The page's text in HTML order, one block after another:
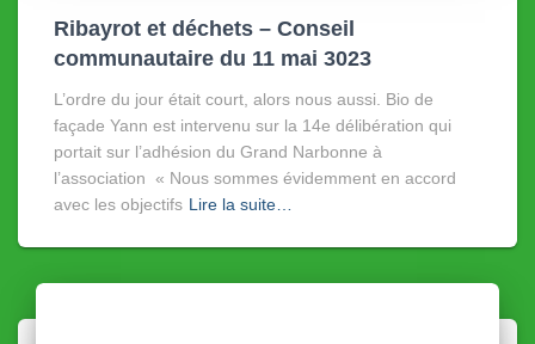
Ribayrot et déchets – Conseil
communautaire du 11 mai 3023
L’ordre du jour était court, alors nous aussi. Bio de
façade Yann est intervenu sur la 14e délibération qui
portait sur l’adhésion du Grand Narbonne à
l’association « Nous sommes évidemment en accord
avec les objectifs Lire la suite…